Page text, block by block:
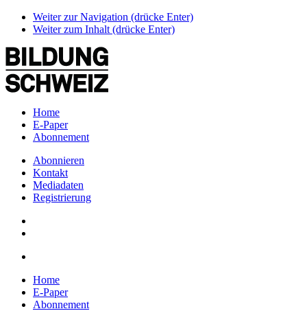
Weiter zur Navigation (drücke Enter)
Weiter zum Inhalt (drücke Enter)
Home
E-Paper
Abonnement
Abonnieren
Kontakt
Mediadaten
Registrierung
Home
E-Paper
Abonnement